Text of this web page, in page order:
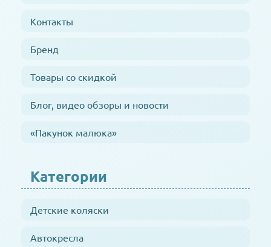
Контакты
Бренд
Товары со скидкой
Блог, видео обзоры и новости
«Пакунок малюка»
Категории
Детские коляски
Автокресла